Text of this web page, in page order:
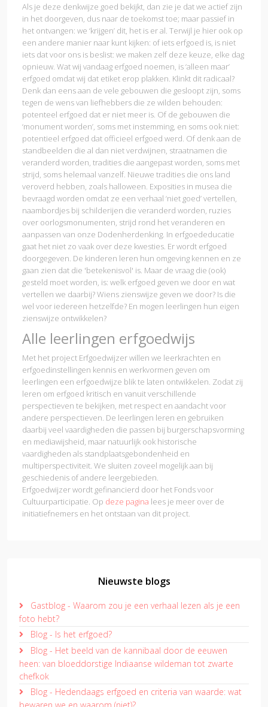
Als je deze denkwijze goed bekijkt, dan zie je dat we actief zijn
in het doorgeven, dus naar de toekomst toe; maar passief in
het ontvangen: we ‘krijgen’ dit, het is er al. Terwijl je hier ook op
een andere manier naar kunt kijken: of iets erfgoed is, is niet
iets dat voor ons is beslist: we maken zelf deze keuze, elke dag
opnieuw. Wat wij vandaag erfgoed noemen, is ‘alleen maar’
erfgoed omdat wij dat etiket erop plakken. Klinkt dit radicaal?
Denk dan eens aan de vele gebouwen die gesloopt zijn, soms
tegen de wens van liefhebbers die ze wilden behouden:
potenteel erfgoed dat er niet meer is. Of de gebouwen die
‘monument worden’, soms met instemming, en soms ook niet:
potentieel erfgoed dat officieel erfgoed werd. Of denk aan de
standbeelden die al dan niet verdwijnen, straatnamen die
veranderd worden, tradities die aangepast worden, soms met
strijd, soms helemaal vanzelf. Nieuwe tradities die ons land
veroverd hebben, zoals halloween. Exposities in musea die
bevraagd worden omdat ze een verhaal ‘niet goed’ vertellen,
naambordjes bij schilderijen die veranderd worden, ruzies
over oorlogsmonumenten, strijd rond het veranderen en
aanpassen van onze Dodenherdenking. In erfgoededucatie
gaat het niet zo vaak over deze kwesties. Er wordt erfgoed
doorgegeven. De kinderen leren hun omgeving kennen en ze
gaan zien dat die 'betekenisvol' is. Maar de vraag die (ook)
gesteld moet worden, is: welk erfgoed geven we door en wat
vertellen we daarbij? Wiens zienswijze geven we door? Is die
wel voor iedereen hetzelfde? En mogen leerlingen hun eigen
zienswijze ontwikkelen?
Alle leerlingen erfgoedwijs
Met het project Erfgoedwijzer willen we leerkrachten en
erfgoedinstellingen kennis en werkvormen geven om
leerlingen een erfgoedwijze blik te laten ontwikkelen. Zodat zij
leren om erfgoed kritisch en vanuit verschillende
perspectieven te bekijken, met respect en aandacht voor
andere perspectieven. De leerlingen leren en gebruiken
daarbij veel vaardigheden die passen bij burgerschapsvorming
en mediawijsheid, maar natuurlijk ook historische
vaardigheden als standplaatsgebondenheid en
multiperspectiviteit. We sluiten zoveel mogelijk aan bij
geschiedenis of andere leergebieden.
Erfgoedwijzer wordt gefinancierd door het Fonds voor
Cultuurparticipatie. Op deze pagina lees je meer over de
initiatiefnemers en het ontstaan van dit project.
Nieuwste blogs
Gastblog - Waarom zou je een verhaal lezen als je een
foto hebt?
Blog - Is het erfgoed?
Blog - Het beeld van de kannibaal door de eeuwen
heen: van bloeddorstige Indiaanse wildeman tot zwarte
chefkok
Blog - Hedendaags erfgoed en criteria van waarde: wat